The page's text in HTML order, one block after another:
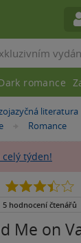
literatura
»
Romance
týden!
Me on
3.4
5
5 hodnocení čtenářů
romance